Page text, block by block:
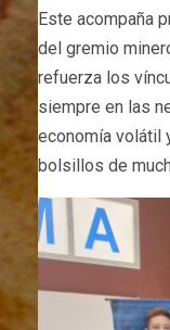
Este acompaña
del gremio
refuerza los
siempre en las
economía volátil
bolsillos de